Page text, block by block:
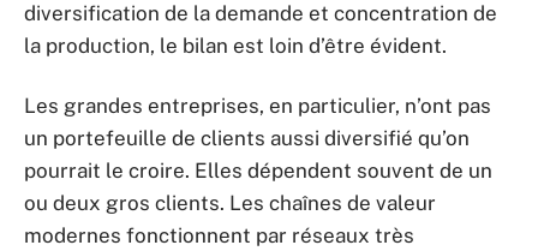
diversification de la demande et concentration de
la production, le bilan est loin d’être évident.
Les grandes entreprises, en particulier, n’ont pas
un portefeuille de clients aussi diversifié qu’on
pourrait le croire. Elles dépendent souvent de un
ou deux gros clients. Les chaînes de valeur
modernes fonctionnent par réseaux très